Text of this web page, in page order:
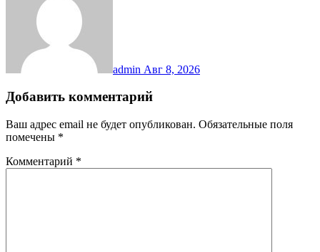
admin Авг 8, 2026
Добавить комментарий
Ваш адрес email не будет опубликован. Обязательные поля
помечены *
Комментарий *